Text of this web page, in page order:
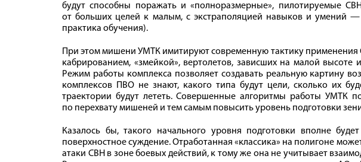
будут способны поражать и «полноразмерные», пилотируемые
от больших целей к малым, с экстраполяцией навыков и умений —
практика обучения).
При этом мишени УМТК имитируют современную тактику
кабрированием, «змейкой», вертолетов, зависших на малой
Режим работы комплекса позволяет создавать реальную картину
комплексов ПВО не знают, какого типа будут цели, сколько их
траектории будут лететь. Совершенные алгоритмы работы УМТК
по перехвату мишеней и тем самым повысить уровень подготовки
Казалось бы, такого начального уровня подготовки вполне
поверхностное суждение. Отработанная «классика» на полигоне
атаки СВН в зоне боевых действий, к тому же она не учитывает